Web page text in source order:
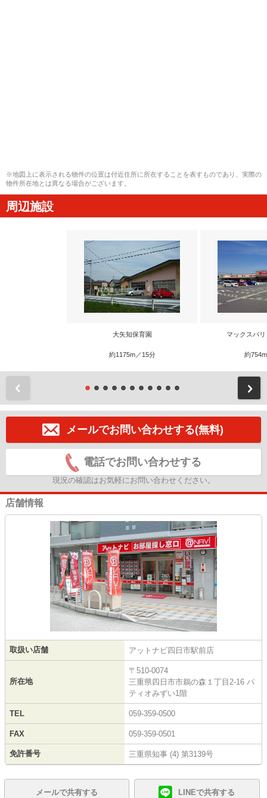
※地図上に表示される物件の位置は付近住所に所在することを表すものであり、実際の
物件所在地とは異なる場合がございます。
周辺施設
大矢知保育園
約1175m／15分
マックスバ
約
メールでお問い合わせする(無料)
電話でお問い合わせする
現況の確認はお気軽にお問い合わせください。
店舗情報
取扱い店舗 アットナビ四日市駅前店
所在地
〒510-0074
三重県四日市市鵜の森１丁目2-16 パ
ティオみずい1階
TEL 059-359-0500
FAX 059-359-0501
免許番号 三重県知事 (4) 第3139号
メールで共有する LINEで共有する